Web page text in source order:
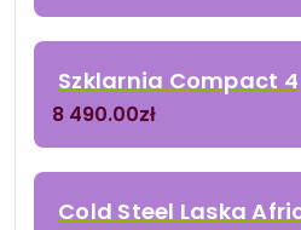
Szklarnia Compact 4
8 490.00zł
Cold Steel Laska